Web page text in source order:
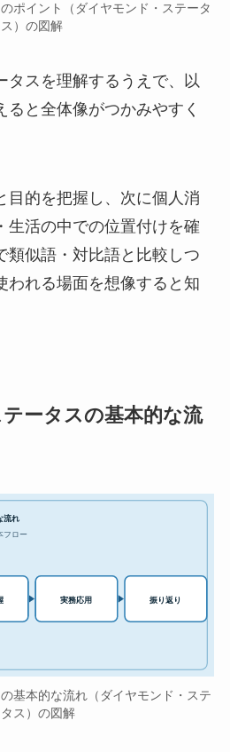
ポイント（ダイヤモンド・ステータ
ス）の図解
タスを理解するうえで、以
と全体像がつかみやすく
目的を把握し、次に個人消
生活の中での位置付けを確
類似語・対比語と比較しつ
われる場面を想像すると知
ータスの基本的な流
流れ
フロー
実務応用 振り返り
基本的な流れ（ダイヤモンド・ステ
ス）の図解